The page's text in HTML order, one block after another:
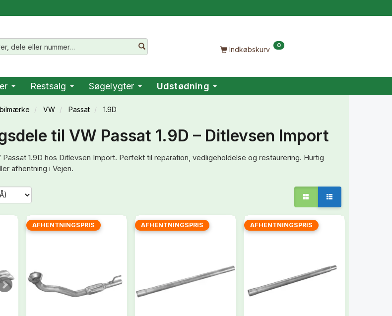
Indkøbskurv 0
Restsalg Søgelygter Udstødning
VW Passat 1.9D
til VW Passat 1.9D – Ditlevsen Import
1.9D hos Ditlevsen Import. Perfekt til reparation, vedligeholdelse og restaurering. Hurtig
afhentning i Vejen.
AFHENTNINGSPRIS AFHENTNINGSPRIS AFHENTNINGSPRIS